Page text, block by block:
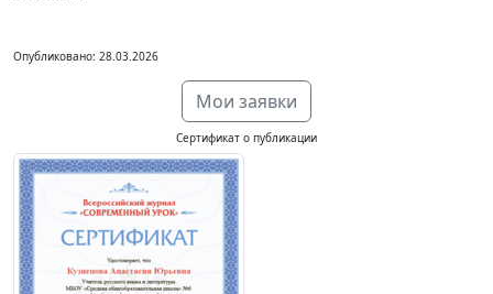
Опубликовано: 28.03.2026
Мои заявки
Сертификат о публикации